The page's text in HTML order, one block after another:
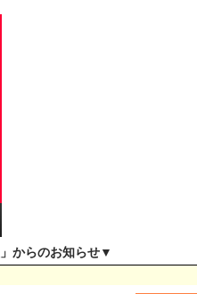
」からのお知らせ▼